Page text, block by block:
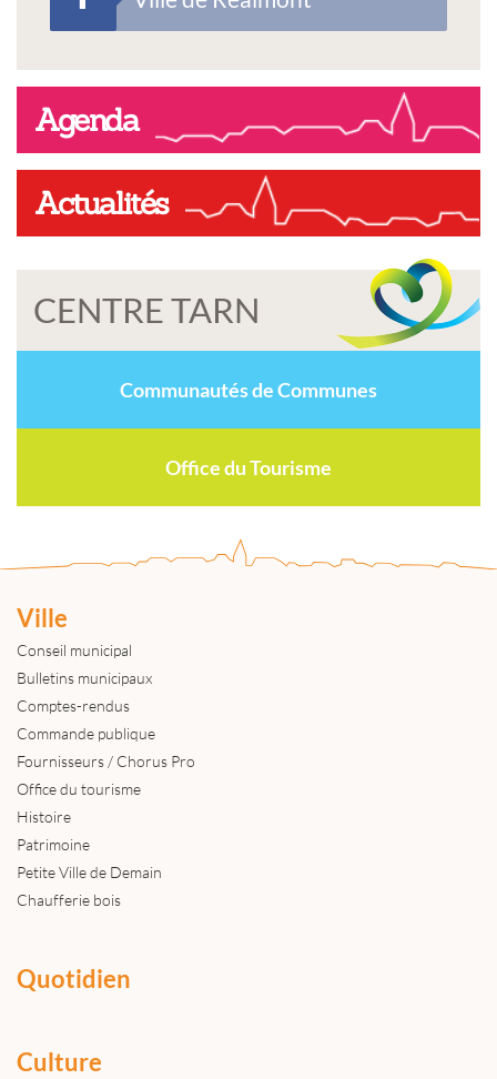
Agenda
Actualités
CENTRE TARN
Communautés de Communes
Office du Tourisme
Ville
Conseil municipal
Bulletins municipaux
Comptes-rendus
Commande publique
Fournisseurs / Chorus Pro
Office du tourisme
Histoire
Patrimoine
Petite Ville de Demain
Chaufferie bois
Quotidien
Culture